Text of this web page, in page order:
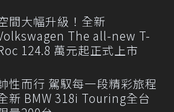
間大幅升級！全新
The all-new T-
124.8 萬元起正式上市
性而行 駕馭每一段精彩旅程
新 BMW 318i Touring全台